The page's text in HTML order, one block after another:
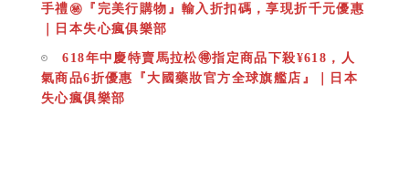
手禮㊙️『完美行購物』輸入折扣碼，享現折千元優惠
｜日本失心瘋俱樂部
618年中慶特賣馬拉松🉐指定商品下殺¥618，人
氣商品6折優惠『大國藥妝官方全球旗艦店』｜日本
失心瘋俱樂部